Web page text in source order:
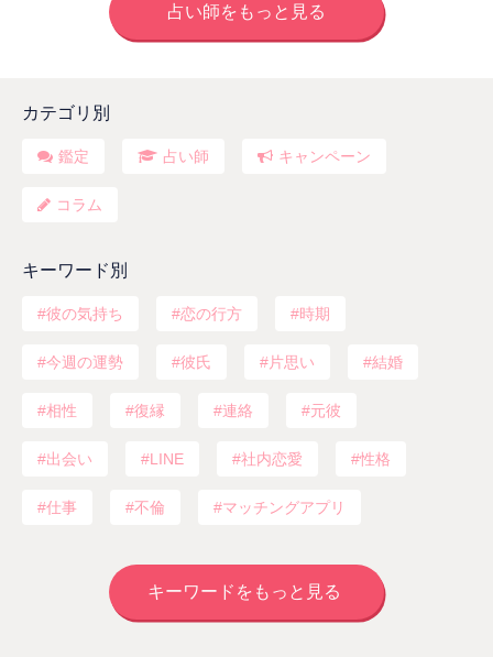
占い師をもっと見る
カテゴリ別
鑑定 占い師 キャンペーン
コラム
キーワード別
彼の気持ち 恋の行方 時期
今週の運勢 彼氏 片思い 結婚
相性 復縁 連絡 元彼
出会い LINE 社内恋愛 性格
仕事 不倫 マッチングアプリ
キーワードをもっと見る